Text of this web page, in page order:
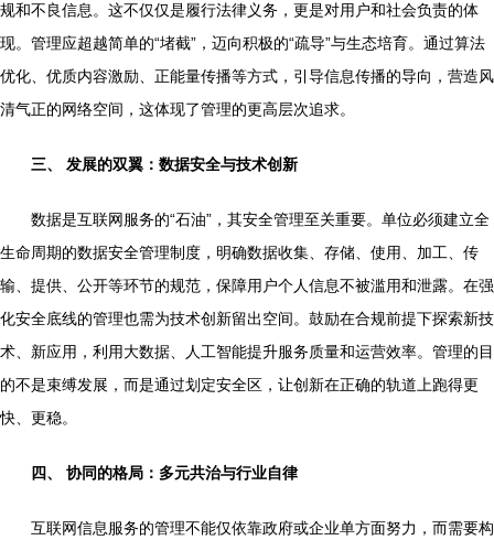
规和不良信息。这不仅仅是履行法律义务，更是对用户和社会负责的体
现。管理应超越简单的“堵截”，迈向积极的“疏导”与生态培育。通过算法
优化、优质内容激励、正能量传播等方式，引导信息传播的导向，营造风
清气正的网络空间，这体现了管理的更高层次追求。
三、 发展的双翼：数据安全与技术创新
数据是互联网服务的“石油”，其安全管理至关重要。单位必须建立全
生命周期的数据安全管理制度，明确数据收集、存储、使用、加工、传
输、提供、公开等环节的规范，保障用户个人信息不被滥用和泄露。在强
化安全底线的管理也需为技术创新留出空间。鼓励在合规前提下探索新技
术、新应用，利用大数据、人工智能提升服务质量和运营效率。管理的目
的不是束缚发展，而是通过划定安全区，让创新在正确的轨道上跑得更
快、更稳。
四、 协同的格局：多元共治与行业自律
互联网信息服务的管理不能仅依靠政府或企业单方面努力，而需要构